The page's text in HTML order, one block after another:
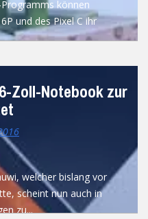
können
und des Pixel C ihr
Zoll-Notebook zur
welcher bislang vor
scheint nun auch in
zu...